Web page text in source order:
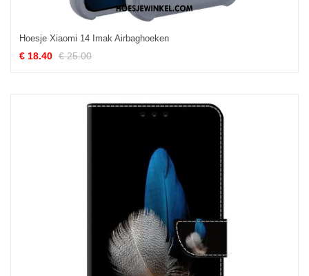
Hoesje Xiaomi 14 Imak Airbaghoeken
€ 18.40 € 25.00